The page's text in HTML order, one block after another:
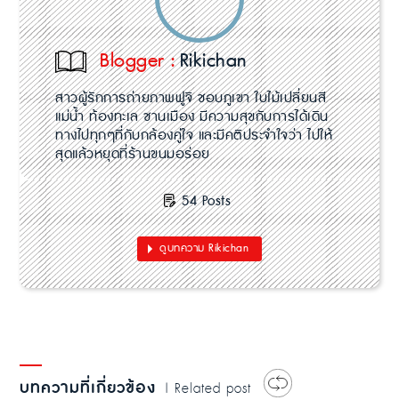
Blogger :Rikichan
สาวผู้รักการถ่ายภาพฟูจิ ชอบภูเขา ใบไม้เปลี่ยนสี
แม่น้ำ ท้องทะเล ชานเมือง มีความสุขกับการได้เดิน
ทางไปทุกๆที่กับกล้องคู่ใจ และมีคติประจำใจว่า ไปให้
สุดแล้วหยุดที่ร้านขนมอร่อย
54 Posts
ดูบทความ Rikichan
บทความที่เกี่ยวข้อง | Related post